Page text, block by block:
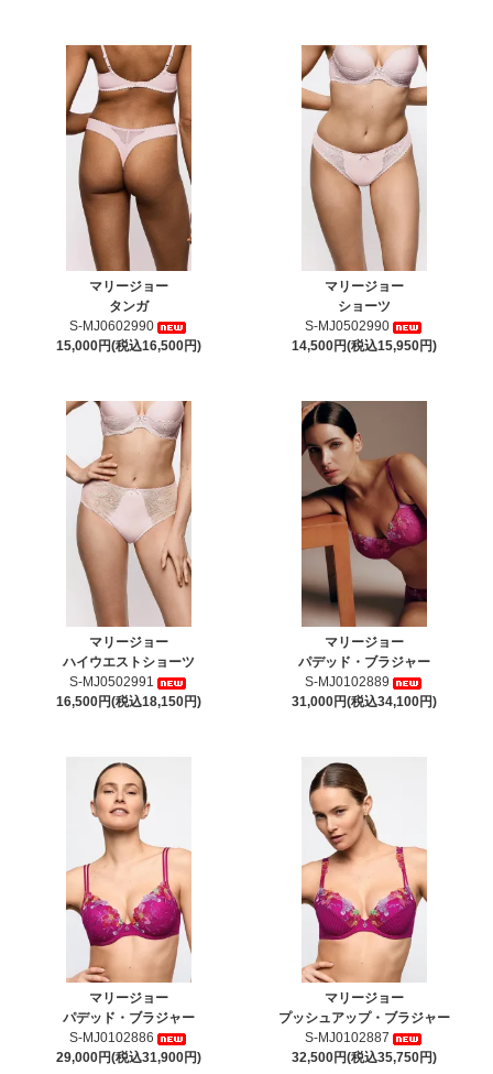
マリージョー
タンガ
S-MJ0602990
15,000円(税込16,500円)
マリージョー
ショーツ
S-MJ0502990
14,500円(税込15,950円)
マリージョー
ハイウエストショーツ
S-MJ0502991
16,500円(税込18,150円)
マリージョー
パデッド・ブラジャー
S-MJ0102889
31,000円(税込34,100円)
マリージョー
パデッド・ブラジャー
S-MJ0102886
29,000円(税込31,900円)
マリージョー
プッシュアップ・ブラジャー
S-MJ0102887
32,500円(税込35,750円)